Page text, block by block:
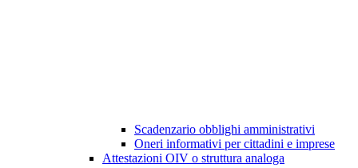
Scadenzario obblighi amministrativi
Oneri informativi per cittadini e imprese
Attestazioni OIV o struttura analoga